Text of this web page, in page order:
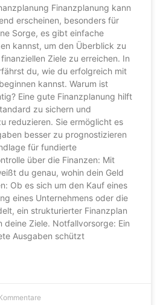
Finanzplanung kann
erscheinen, besonders für
Sorge, es gibt einfache
kannst, um den Überblick zu
Ziele zu erreichen. In
du, wie du erfolgreich mit
kannst. Warum ist
Eine gute Finanzplanung hilft
zu sichern und
reduzieren. Sie ermöglicht es
besser zu prognostizieren
für fundierte
über die Finanzen: Mit
du genau, wohin dein Geld
Ob es sich um den Kauf eines
eines Unternehmens oder die
ein strukturierter Finanzplan
deine Ziele. Notfallvorsorge: Ein
Ausgaben schützt